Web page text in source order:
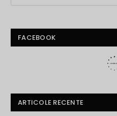
FACEBOOK
ARTICOLE RECENTE